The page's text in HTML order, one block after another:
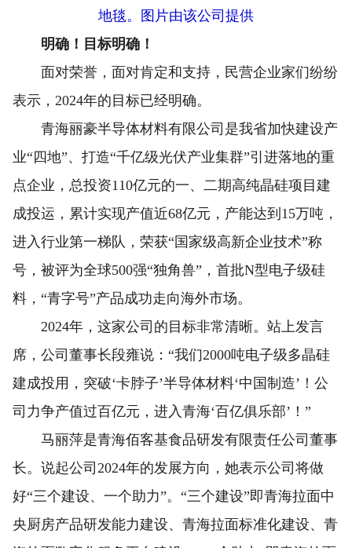
地毯。图片由该公司提供
明确！目标明确！
面对荣誉，面对肯定和支持，民营企业家们纷纷
表示，2024年的目标已经明确。
青海丽豪半导体材料有限公司是我省加快建设产
业“四地”、打造“千亿级光伏产业集群”引进落地的重
点企业，总投资110亿元的一、二期高纯晶硅项目建
成投运，累计实现产值近68亿元，产能达到15万吨，
进入行业第一梯队，荣获“国家级高新企业技术”称
号，被评为全球500强“独角兽”，首批N型电子级硅
料，“青字号”产品成功走向海外市场。
2024年，这家公司的目标非常清晰。站上发言
席，公司董事长段雍说：“我们2000吨电子级多晶硅
建成投用，突破‘卡脖子’半导体材料‘中国制造’！公
司力争产值过百亿元，进入青海‘百亿俱乐部’！”
马丽萍是青海佰客基食品研发有限责任公司董事
长。说起公司2024年的发展方向，她表示公司将做
好“三个建设、一个助力”。“三个建设”即青海拉面中
央厨房产品研发能力建设、青海拉面标准化建设、青